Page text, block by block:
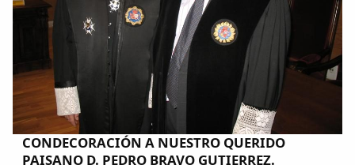
CONDECORACIÓN A NUESTRO QUERIDO
PAISANO D. PEDRO BRAVO GUTIERREZ.